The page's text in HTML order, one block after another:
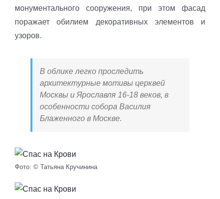
монументального сооружения, при этом фасад
поражает обилием декоративных элементов и
узоров.
В облике легко проследить
архитектурные мотивы церквей
Москвы и Ярославля 16-18 веков, в
особенности собора Василия
Блаженного в Москве.
Фото: © Татьяна Кручинина